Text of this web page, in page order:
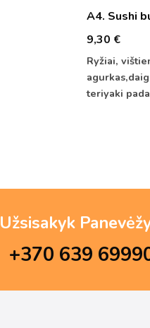
A4. Sushi
9,30 €
Ryžiai,
teriyaki
Užsisakyk
+370 639